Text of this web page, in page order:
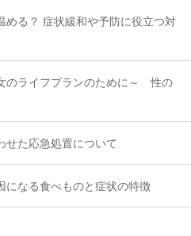
める？ 症状緩和や予防に役立つ対
のライフプランのために～ 性の
せた応急処置について
になる食べものと症状の特徴